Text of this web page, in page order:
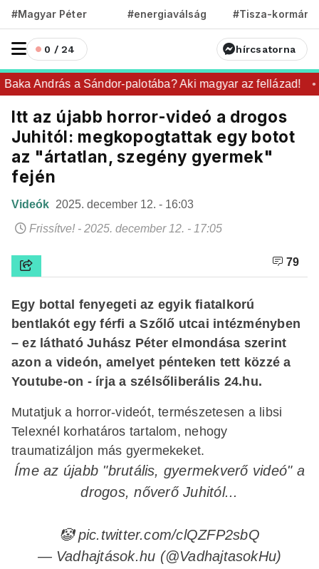
#Magyar Péter #energiaválság #Tisza-kormány
0 / 24 hírcsatorna
András a Sándor-palotába? Aki magyar az fellázad!
Itt az újabb horror-videó a drogos
Juhitól: megkopogtattak egy botot
az "ártatlan, szegény gyermek"
fején
Videók 2025. december 12. - 16:03
Frissítve! - 2025. december 12. - 17:05
79
Egy bottal fenyegeti az egyik fiatalkorú
bentlakót egy férfi a Szőlő utcai intézményben
– ez látható Juhász Péter elmondása szerint
azon a videón, amelyet pénteken tett közzé a
Youtube-on - írja a szélsőliberális 24.hu.
Mutatjuk a horror-videót, természetesen a libsi
Telexnél korhatáros tartalom, nehogy
traumatizáljon más gyermekeket.
Íme az újabb "brutális, gyermekverő videó" a
drogos, nőverő Juhitól...
🤡pic.twitter.com/clQZFP2sbQ
— Vadhajtások.hu (@VadhajtasokHu)